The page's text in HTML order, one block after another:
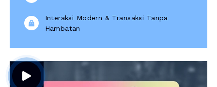
Interaksi Modern & Transaksi Tanpa
Hambatan